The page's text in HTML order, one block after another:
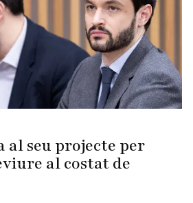
al seu projecte per
al costat de